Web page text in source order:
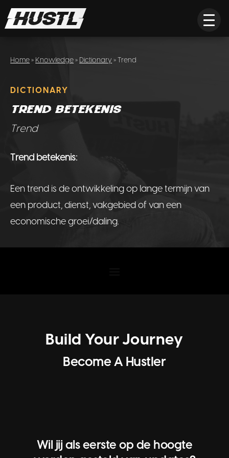
Home» Knowledge» Dictionary » Trend
DICTIONARY
Trend betekenis
Trend
Trend betekenis:
Een trend is de ontwikkeling op lange termijn van
een product, dienst, vakgebied of van een
economische groei/daling.
Build Your Journey
Become A Hustler
Wil jij als eerste op de hoogte